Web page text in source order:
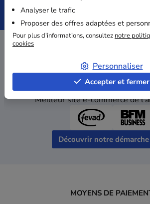
Paiement
Prix RSE
Meilleur site e-commerce de
Découvrir notre démarche
MOYENS DE
Analyser le trafic
Proposer des offres adaptées et
Pour plus d'informations, consultez notre
cookies
Personnaliser
Accepter et fermer